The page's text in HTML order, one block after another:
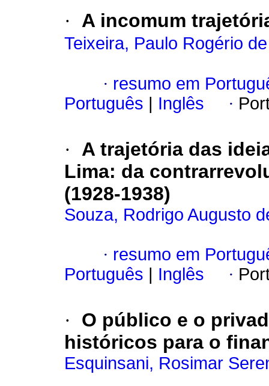
· A incomum
Teixeira, Paulo Rogério
· resumo em
Português
Inglês ·
·
A trajetória das
Lima: da
(1928-1938)
Souza, Rodrigo Augusto
· resumo em
Português
Inglês ·
·
O público e o
históricos para o
Esquinsani, Rosimar